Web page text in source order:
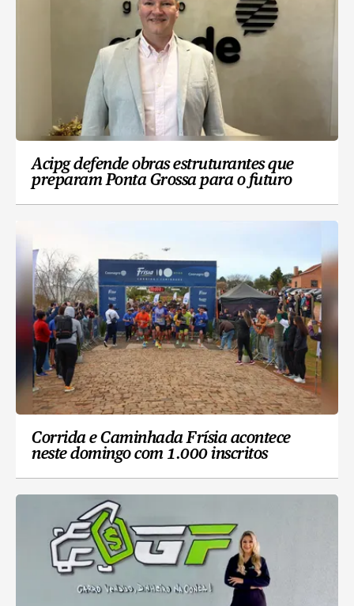
Acipg defende obras estruturantes que
preparam Ponta Grossa para o futuro
Corrida e Caminhada Frísia acontece
neste domingo com 1.000 inscritos